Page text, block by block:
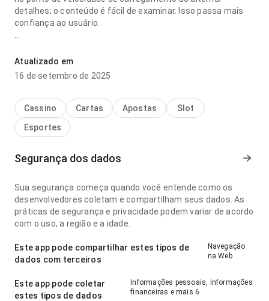
detalhes; o conteúdo é fácil de examinar. Isso passa mais
confiança ao usuário.
planejada no ponto de velocidade de carregamento com
conexão mais lenta; a experiência evita passos
Atualizado em
16 de setembro de 2025
Cassino Cartas Apostas
Slot
Esportes
Segurança dos dados
Sua segurança começa quando você entende como os
desenvolvedores coletam e compartilham seus dados. As
práticas de segurança e privacidade podem variar de acordo
com o uso, a região e a idade.
Este app pode compartilhar estes tipos de
dados com terceiros
Navegação
na Web
Este app pode coletar
estes tipos de dados
Informações pessoais, Informações
financeiras e mais 6